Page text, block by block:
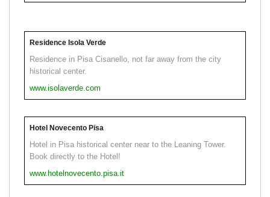
Residence Isola Verde
Residence in Pisa Cisanello, not far away from the city
historical center.
www.isolaverde.com
Hotel Novecento Pisa
Hotel in Pisa historical center near to the Leaning Tower.
Book directly to the Hotel!
www.hotelnovecento.pisa.it